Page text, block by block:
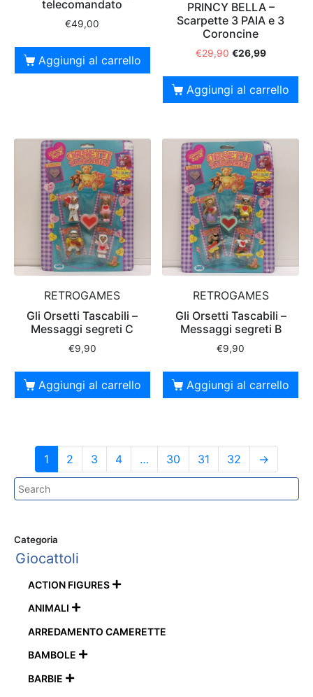
telecomandato
€49,00
Aggiungi al carrello
PRINCY BELLA –
Scarpette 3 PAIA e 3
Coroncine
€29,90 €26,99
Aggiungi al carrello
RETROGAMES
Gli Orsetti Tascabili –
Messaggi segreti C
€9,90
Aggiungi al carrello
RETROGAMES
Gli Orsetti Tascabili –
Messaggi segreti B
€9,90
Aggiungi al carrello
1 2 3 4 … 30 31 32 →
Categoria
Giocattoli
ACTION FIGURES 
ANIMALI 
ARREDAMENTO CAMERETTE
BAMBOLE 
BARBIE 